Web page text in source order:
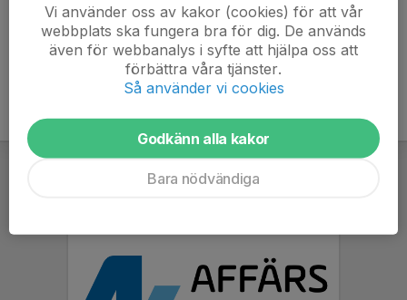
10. Öjaby Sport IBK 18 -77
Vi använder oss av kakor (cookies) för att vår
webbplats ska fungera bra för dig. De används
även för webbanalys i syfte att hjälpa oss att
förbättra våra tjänster.
Så använder vi cookies
Godkänn alla kakor
Bara nödvändiga